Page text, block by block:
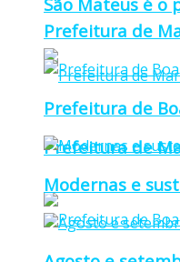
Prefeitura de
Prefeitura de
Prefeitura de
Modernas e